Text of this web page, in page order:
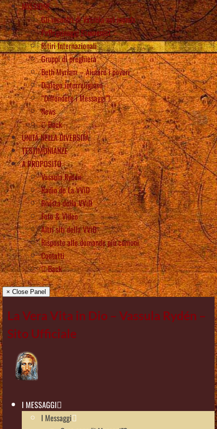
MISSIONE
Gli incontri di Vassula nel mondo
Pellegrinaggi Ecumenici
Ritiri Internazionali
Gruppi di preghiera
Beth Myriam – Aiutare i poveri
Dialogo interreligioso
“Diffondete i Messaggi”!
News
Back
UNITÀ NELLA DIVERSITÀ
TESTIMONIANZE
A PROPOSITO
Vassula Rydén
Radio de La VViD
Rivista della VViD
Foto & Video
Altri siti della VViD
Risposte alle domande più comuni
Contatti
Back
× Close Panel
La Vera Vita in Dio – Vassula Rydén –
Sito Ufficiale
I MESSAGGI
I Messaggi